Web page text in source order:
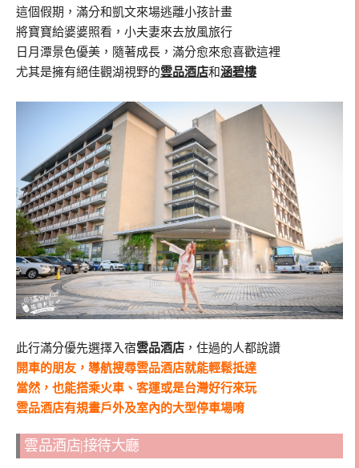
這個假期，滿分和凱文來場逃離小孩計畫
將寶寶給婆婆照看，小夫妻來去放風旅行
日月潭景色優美，隨著成長，滿分愈來愈喜歡這裡
尤其是擁有絕佳觀湖視野的雲品酒店和涵碧樓
此行滿分優先選擇入宿雲品酒店 ，住過的人都說讚
開車的朋友，導航搜尋雲品酒店就能輕鬆抵達
當然，也能搭乘火車、客運或是台灣好行來玩
雲品酒店有規畫戶外及室內的大型停車場唷
雲品酒店|接待大廳